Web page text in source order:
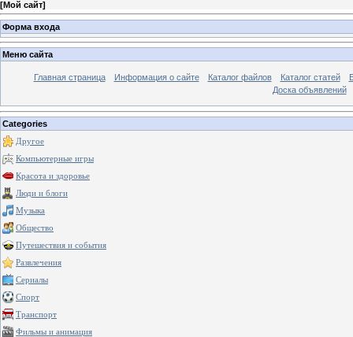
[Мой сайт]
Форма входа
Меню сайта
Главная страница Информация о сайте Каталог файлов Каталог статей
Доска объявлений
Categories
Другое
Компьютерные игры
Красота и здоровье
Люди и блоги
Музыка
Общество
Путешествия и события
Развлечения
Сериалы
Спорт
Транспорт
Фильмы и анимация